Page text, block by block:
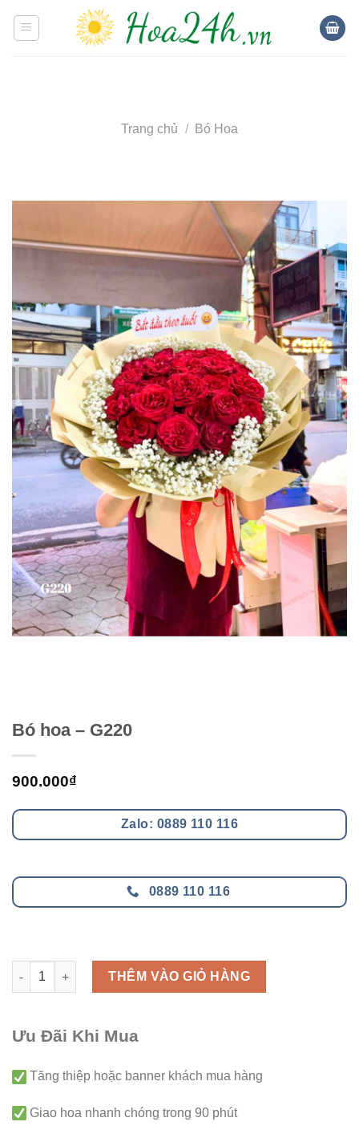
Trang chủ / Bó Hoa
Bó hoa – G220
900.000₫
Zalo: 0889 110 116
0889 110 116
Bó hoa - G220 số lượng
THÊM VÀO GIỎ HÀNG
Ưu Đãi Khi Mua
Tăng thiệp hoặc banner khách mua hàng
Giao hoa nhanh chóng trong 90 phút